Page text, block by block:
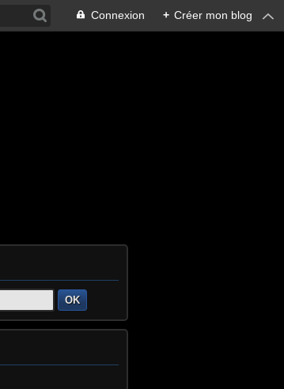
Connexion + Créer mon blog
OK